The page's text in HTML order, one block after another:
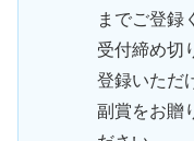
までご登録
受付締め切
登録いただ
副賞をお贈